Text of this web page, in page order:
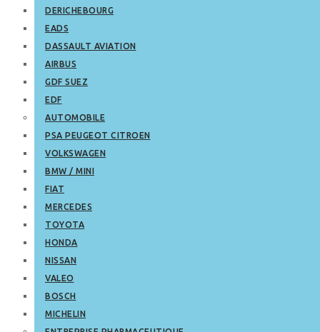
DERICHEBOURG
EADS
DASSAULT AVIATION
AIRBUS
GDF SUEZ
EDF
AUTOMOBILE
PSA PEUGEOT CITROEN
VOLKSWAGEN
BMW / MINI
FIAT
MERCEDES
TOYOTA
HONDA
NISSAN
VALEO
BOSCH
MICHELIN